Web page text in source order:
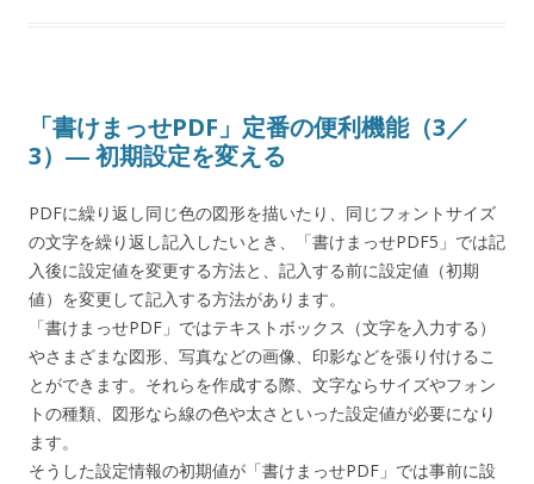
「書けまっせPDF」定番の便利機能（3／
3）― 初期設定を変える
PDFに繰り返し同じ色の図形を描いたり、同じフォントサイズ
の文字を繰り返し記入したいとき、「書けまっせPDF5」では記
入後に設定値を変更する方法と、記入する前に設定値（初期
値）を変更して記入する方法があります。
「書けまっせPDF」ではテキストボックス（文字を入力する）
やさまざまな図形、写真などの画像、印影などを張り付けるこ
とができます。それらを作成する際、文字ならサイズやフォン
トの種類、図形なら線の色や太さといった設定値が必要になり
ます。
そうした設定情報の初期値が「書けまっせPDF」では事前に設